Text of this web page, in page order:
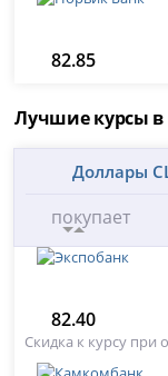
82.85
Лучшие курсы в
Доллары
покупает
82.40
Скидка к курсу при